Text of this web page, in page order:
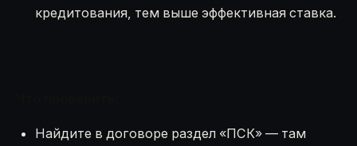
кредитования, тем выше эффективная ставка.
Найдите в договоре раздел «ПСК» — там